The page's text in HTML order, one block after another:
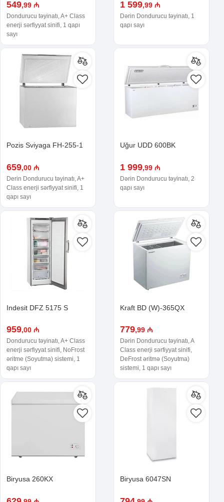
549,99 ₼
Dondurucu təyinatı, A+ Class
enerji sərfiyyat sinifi, 1 qapı
sayı
1 599,99 ₼
Dərin Dondurucu təyinatı, 1
qapı sayı
Pozis Sviyaga FH-255-1
659,00 ₼
Derin Dondurucu təyinatı, A+
Class enerji sərfiyyat sinifi, 1
qapı sayı
Uğur UDD 600BK
1 999,99 ₼
Dərin Dondurucu təyinatı, 2
qapı sayı
Indesit DFZ 5175 S
959,00 ₼
Dondurucu təyinatı, A+ Class
enerji sərfiyyat sinifi, NoFrost
əritme (Soyutma) sistemi, 1
qapı sayı
Kraft BD (W)-365QX
779,99 ₼
Dərin Dondurucu təyinatı, A
Class enerji sərfiyyat sinifi,
DeFrost əritmə (Soyutma)
sistemi, 1 qapı sayı
Biryusa 260KX Biryusa 6047SN